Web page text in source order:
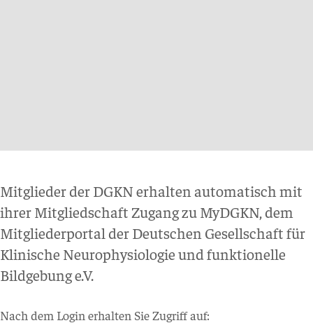
Mitglieder der DGKN erhalten automatisch mit
ihrer Mitgliedschaft Zugang zu MyDGKN, dem
Mitgliederportal der Deutschen Gesellschaft für
Klinische Neurophysiologie und funktionelle
Bildgebung e.V.
Nach dem Login erhalten Sie Zugriff auf: